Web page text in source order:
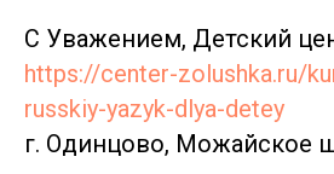
С Уважением, Детский
https://center-zolushka.ru/
russkiy-yazyk-dlya-detey
г. Одинцово, Можайское